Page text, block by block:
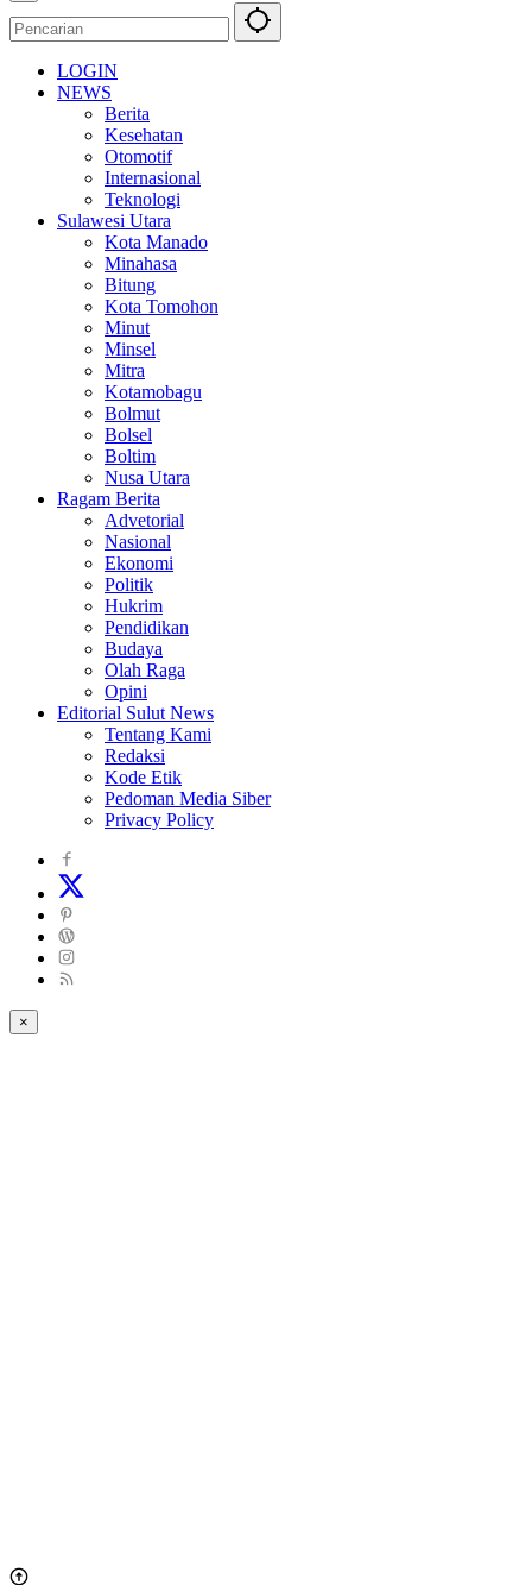
LOGIN
NEWS
Berita
Kesehatan
Otomotif
Internasional
Teknologi
Sulawesi Utara
Kota Manado
Minahasa
Bitung
Kota Tomohon
Minut
Minsel
Mitra
Kotamobagu
Bolmut
Bolsel
Boltim
Nusa Utara
Ragam Berita
Advetorial
Nasional
Ekonomi
Politik
Hukrim
Pendidikan
Budaya
Olah Raga
Opini
Editorial Sulut News
Tentang Kami
Redaksi
Kode Etik
Pedoman Media Siber
Privacy Policy
×